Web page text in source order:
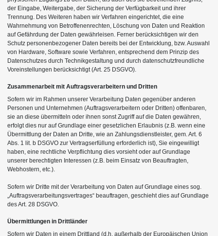
der Eingabe, Weitergabe, der Sicherung der Verfügbarkeit und ihrer
Trennung. Des Weiteren haben wir Verfahren eingerichtet, die eine
Wahrnehmung von Betroffenenrechten, Löschung von Daten und Reaktion
auf Gefährdung der Daten gewährleisen. Ferner berücksichtigen wir den
Schutz personenbezogener Daten bereits bei der Entwicklung, bzw. Auswahl
von Hardware, Software sowie Verfahren, entsprechend dem Prinzip des
Datenschutzes durch Technikgestaltung und durch datenschutzfreundliche
Voreinstellungen berücksichtigt (Art. 25 DSGVO).
Zusammenarbeit mit Auftragsverarbeitern und Dritten
Sofern wir im Rahmen unserer Verarbeitung Daten gegenüber anderen
Personen und Unternehmen (Auftragsverarbeitern oder Dritten) offenbaren,
sie an diese übermitteln oder ihnen sonst Zugriff auf die Daten gewähren,
erfolgt dies nur auf Grundlage einer gesetzlichen Erlaubnis (z.B. wenn eine
Übermittlung der Daten an Dritte, wie an Zahlungsdienstleister, gem. Art. 6
Abs. 1 lit. b DSGVO zur Vertragserfüllung erforderlich ist), Sie eingewilligt
haben, eine rechtliche Verpflichtung dies vorsieht oder auf Grundlage
unserer berechtigten Interessen (z.B. beim Einsatz von Beauftragten,
Webhostern, etc.).
Sofern wir Dritte mit der Verarbeitung von Daten auf Grundlage eines sog.
„Auftragsverarbeitungsvertrages“ beauftragen, geschieht dies auf Grundlage
des Art. 28 DSGVO.
Übermittlungen in Drittländer
Sofern wir Daten in einem Drittland (d.h. außerhalb der Europäischen Union